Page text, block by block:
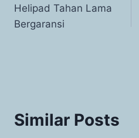
Helipad Tahan Lama
Bergaransi
Similar Posts